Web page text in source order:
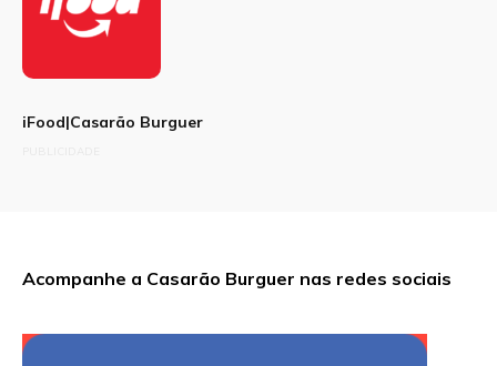
iFood|Casarão Burguer
Acompanhe a Casarão Burguer nas redes sociais